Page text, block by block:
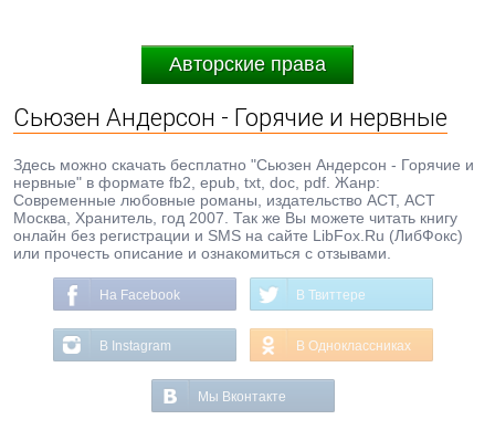
Авторские права
Сьюзен Андерсон - Горячие и нервные
Здесь можно скачать бесплатно "Сьюзен Андерсон - Горячие и
нервные" в формате fb2, epub, txt, doc, pdf. Жанр:
Современные любовные романы, издательство АСТ, АСТ
Москва, Хранитель, год 2007. Так же Вы можете читать книгу
онлайн без регистрации и SMS на сайте LibFox.Ru (ЛибФокс)
или прочесть описание и ознакомиться с отзывами.
На Facebook В Твиттере
В Instagram В Одноклассниках
Мы Вконтакте